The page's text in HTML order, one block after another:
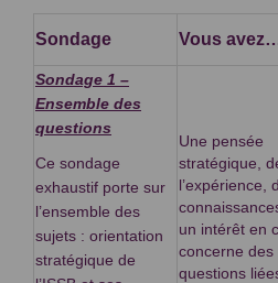
Sondage Vous
Sondage 1 –
Ensemble des
questions
Ce sondage
exhaustif porte sur
l’ensemble des
sujets : orientation
stratégique de
Une pensée
stratégique,
l’expérience,
un intérêt en
concerne des
questions